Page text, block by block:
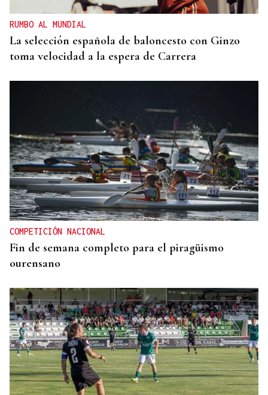
RUMBO AL MUNDIAL
La selección española de baloncesto con Ginzo
toma velocidad a la espera de Carrera
COMPETICIÓN NACIONAL
Fin de semana completo para el piragüismo
ourensano